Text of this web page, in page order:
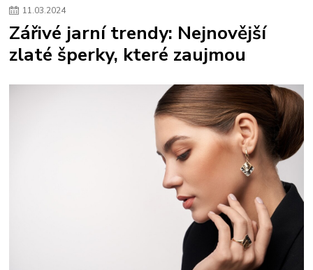
11.03.2024
Zářivé jarní trendy: Nejnovější
zlaté šperky, které zaujmou